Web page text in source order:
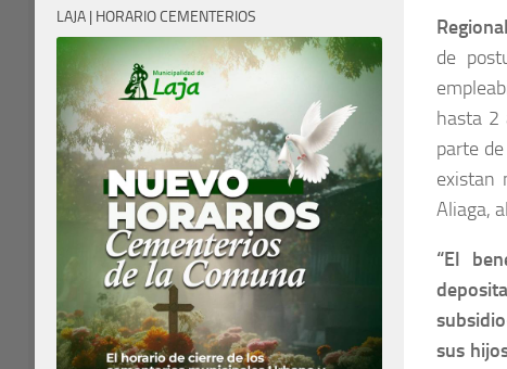
de
hasta 2
parte
existan
Aliaga,
“El
sus
LAJA | HORARIO CEMENTERIOS